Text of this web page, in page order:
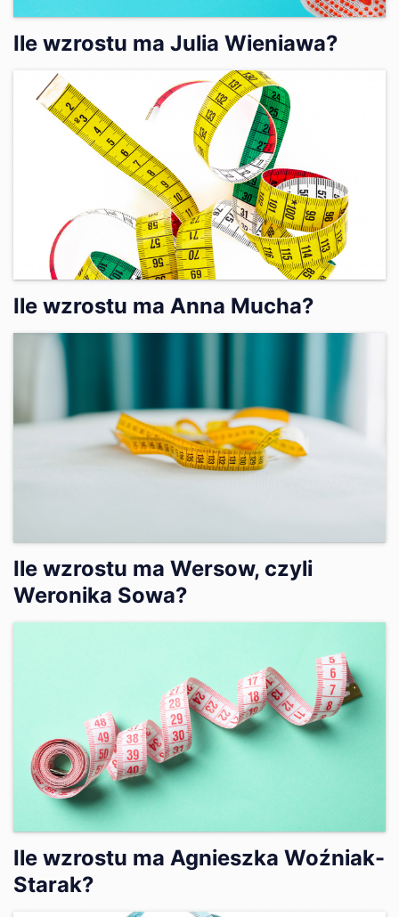
Ile wzrostu ma Julia Wieniawa?
Ile wzrostu ma Anna Mucha?
Ile wzrostu ma Wersow, czyli
Weronika Sowa?
Ile wzrostu ma Agnieszka Woźniak-
Starak?